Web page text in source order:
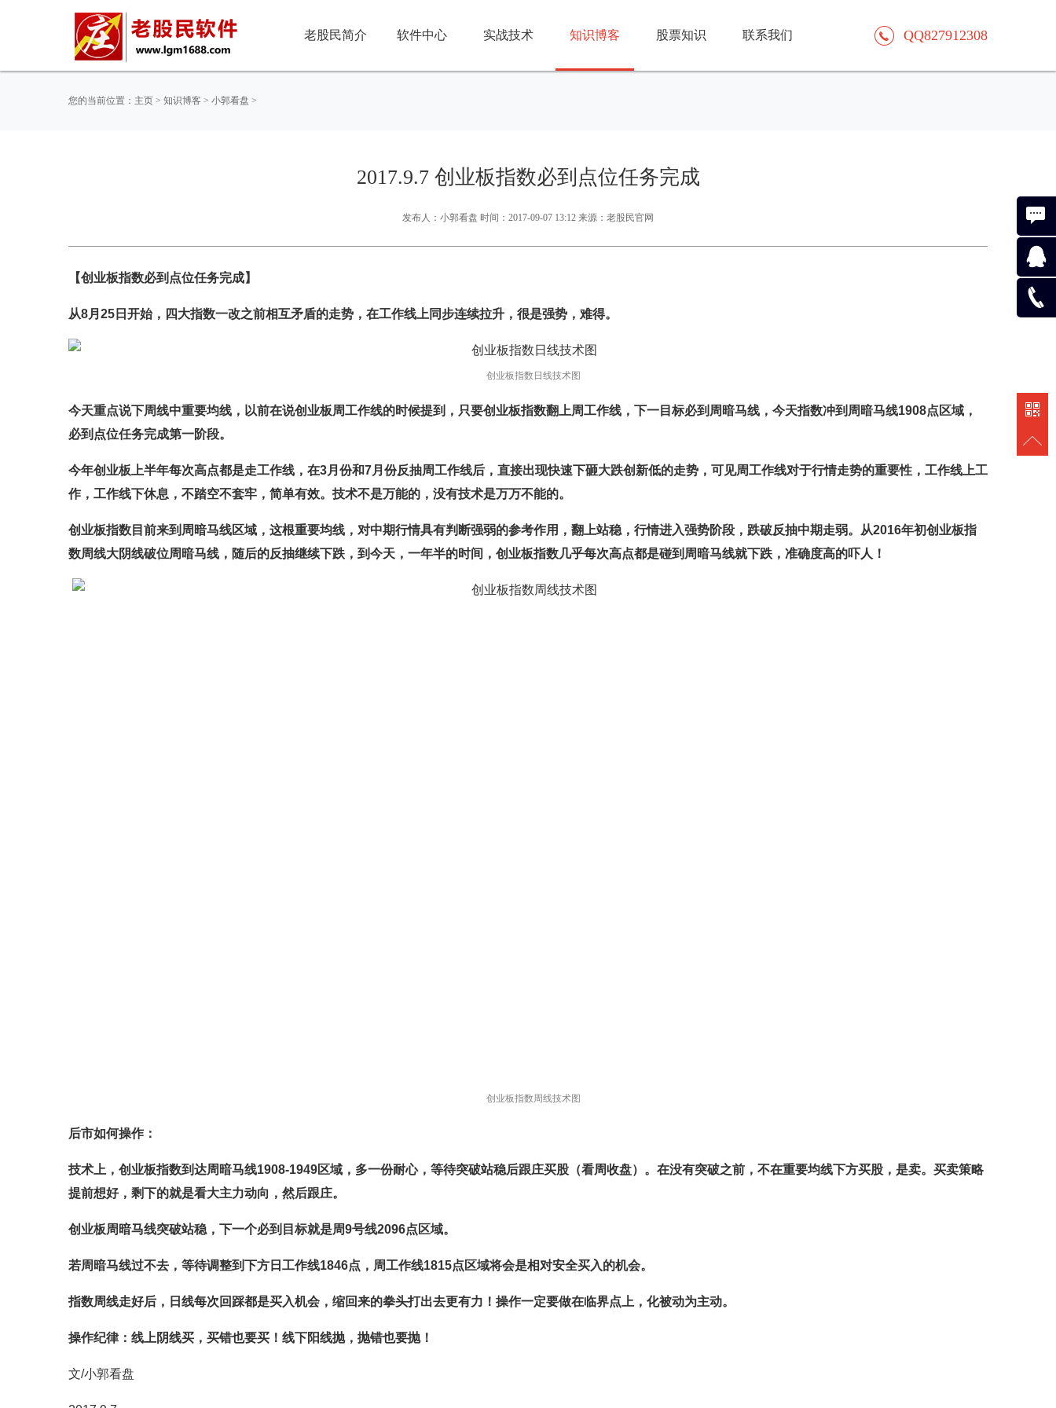
老股民简介 软件中心 实战技术 知识博客 股票知识 联系我们 QQ827912308
您的当前位置： 主页 > 知识博客 > 小郭看盘 >
2017.9.7 创业板指数必到点位任务完成
发布人：小郭看盘 时间：2017-09-07 13:12 来源：老股民官网
【创业板指数必到点位任务完成】
从8月25日开始，四大指数一改之前相互矛盾的走势，在工作线上同步连续拉升，很是强势，难得。
创业板指数日线技术图
今天重点说下周线中重要均线，以前在说创业板周工作线的时候提到，只要创业板指数翻上周工作线，下一目标必到周暗马线，今天指数冲到周暗马线1908点区域，
必到点位任务完成第一阶段。
今年创业板上半年每次高点都是走工作线，在3月份和7月份反抽周工作线后，直接出现快速下砸大跌创新低的走势，可见周工作线对于行情走势的重要性，工作线上工
作，工作线下休息，不踏空不套牢，简单有效。技术不是万能的，没有技术是万万不能的。
创业板指数目前来到周暗马线区域，这根重要均线，对中期行情具有判断强弱的参考作用，翻上站稳，行情进入强势阶段，跌破反抽中期走弱。从2016年初创业板指
数周线大阴线破位周暗马线，随后的反抽继续下跌，到今天，一年半的时间，创业板指数几乎每次高点都是碰到周暗马线就下跌，准确度高的吓人！
创业板指数周线技术图
后市如何操作：
技术上，创业板指数到达周暗马线1908-1949区域，多一份耐心，等待突破站稳后跟庄买股（看周收盘）。在没有突破之前，不在重要均线下方买股，是卖。买卖策略
提前想好，剩下的就是看大主力动向，然后跟庄。
创业板周暗马线突破站稳，下一个必到目标就是周9号线2096点区域。
若周暗马线过不去，等待调整到下方日工作线1846点，周工作线1815点区域将会是相对安全买入的机会。
指数周线走好后，日线每次回踩都是买入机会，缩回来的拳头打出去更有力！操作一定要做在临界点上，化被动为主动。
操作纪律：线上阴线买，买错也要买！线下阳线抛，抛错也要抛！
​文/小郭看盘
在线咨
询
在线咨